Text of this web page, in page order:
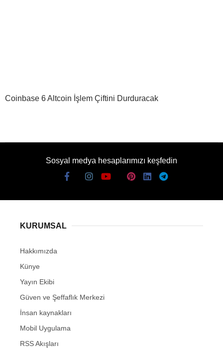
Coinbase 6 Altcoin İşlem Çiftini Durduracak
Sosyal medya hesaplarımızı keşfedin
KURUMSAL
Hakkımızda
Künye
Yayın Ekibi
Güven ve Şeffaflık Merkezi
İnsan kaynakları
Mobil Uygulama
RSS Akışları